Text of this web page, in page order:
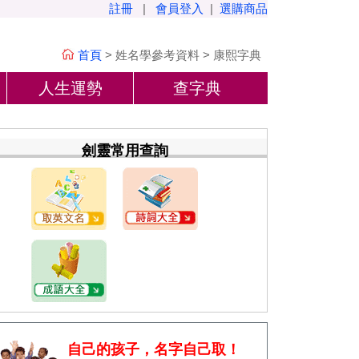
註冊 | 會員登入 | 選購商品
首頁 > 姓名學參考資料 > 康熙字典
人生運勢 查字典
劍靈常用查詢
自己的孩子，名字自己取！